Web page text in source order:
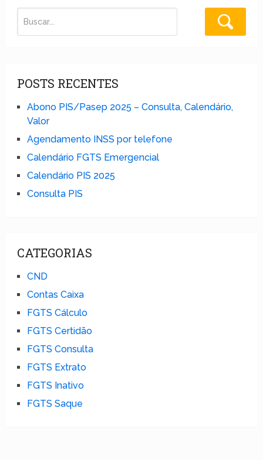
POSTS RECENTES
Abono PIS/Pasep 2025 – Consulta, Calendário,
Valor
Agendamento INSS por telefone
Calendário FGTS Emergencial
Calendário PIS 2025
Consulta PIS
CATEGORIAS
CND
Contas Caixa
FGTS Cálculo
FGTS Certidão
FGTS Consulta
FGTS Extrato
FGTS Inativo
FGTS Saque